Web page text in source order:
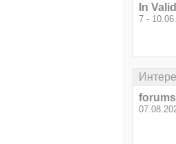
In Valid
7 -